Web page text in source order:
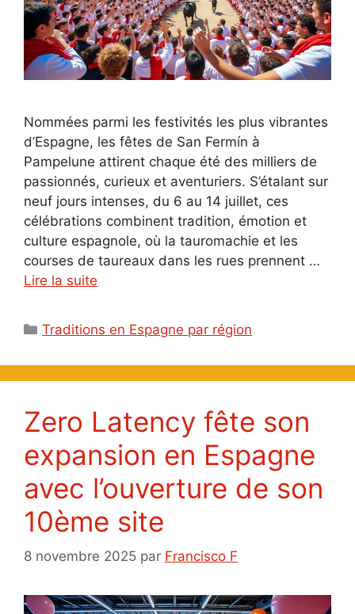
Nommées parmi les festivités les plus vibrantes
d’Espagne, les fêtes de San Fermín à
Pampelune attirent chaque été des milliers de
passionnés, curieux et aventuriers. S’étalant sur
neuf jours intenses, du 6 au 14 juillet, ces
célébrations combinent tradition, émotion et
culture espagnole, où la tauromachie et les
courses de taureaux dans les rues prennent …
Lire la suite
Catégories
Traditions en Espagne par région
Zero Latency fête son
expansion en Espagne
avec l’ouverture de son
10ème site
8 novembre 2025 par Francisco F